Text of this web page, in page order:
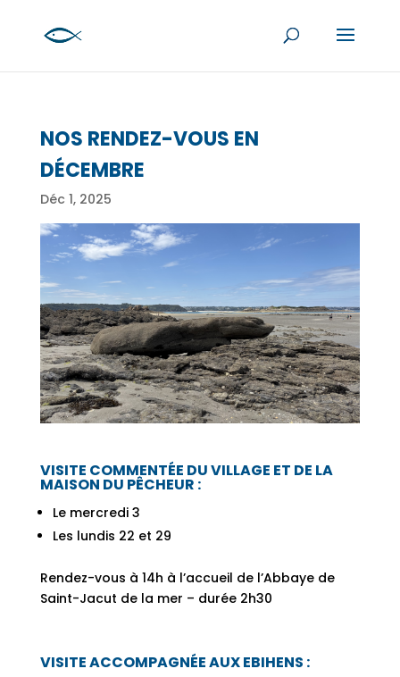
NOS RENDEZ-VOUS EN
DÉCEMBRE
Déc 1, 2025
VISITE COMMENTÉE DU VILLAGE ET DE LA
MAISON DU PÊCHEUR :
Le mercredi 3
Les lundis 22 et 29
Rendez-vous à 14h à l’accueil de l’Abbaye de
Saint-Jacut de la mer – durée 2h30
VISITE ACCOMPAGNÉE AUX EBIHENS :